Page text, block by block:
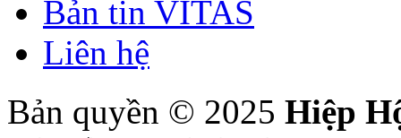
Bản tin VITAS
Liên hệ
Bản quyền © 2025 Hiệp